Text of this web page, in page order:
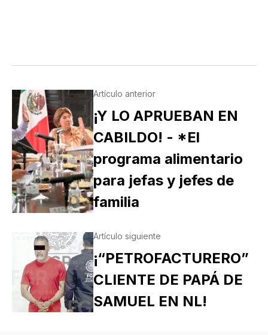
Artículo anterior
¡Y LO APRUEBAN EN
CABILDO! - *El
programa alimentario
para jefas y jefes de
familia
Artículo siguiente
¡“PETROFACTURERO”
CLIENTE DE PAPÁ DE
SAMUEL EN NL!